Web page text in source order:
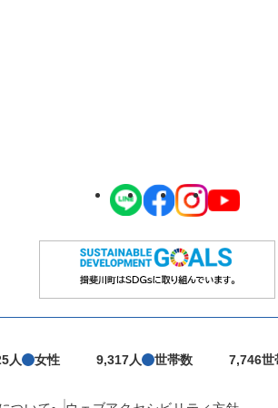
人 女性 9,317人 世帯数 7,746世